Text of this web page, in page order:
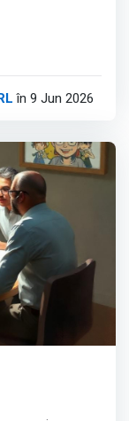
aparaturi de
Electronică,
design
în 9 Jun 2026